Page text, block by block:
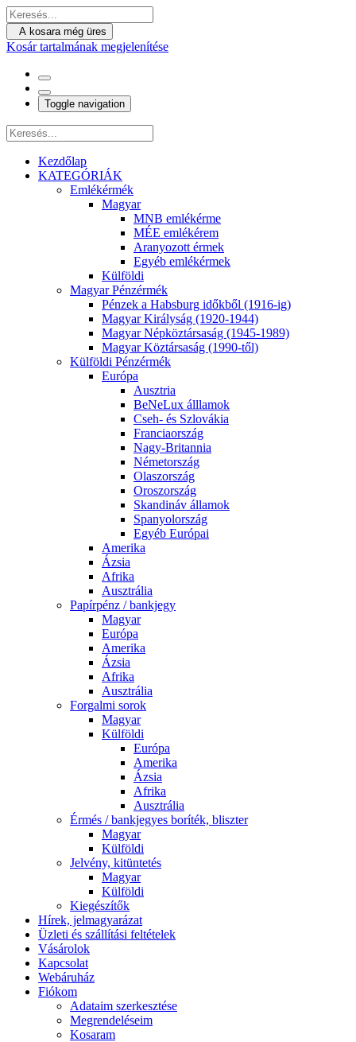
A kosara még üres
Kosár tartalmának megjelenítése
Toggle navigation
Kezdőlap
KATEGÓRIÁK
Emlékérmék
Magyar
MNB emlékérme
MÉE emlékérem
Aranyozott érmek
Egyéb emlékérmek
Külföldi
Magyar Pénzérmék
Pénzek a Habsburg időkből (1916-ig)
Magyar Királyság (1920-1944)
Magyar Népköztársaság (1945-1989)
Magyar Köztársaság (1990-től)
Külföldi Pénzérmék
Európa
Ausztria
BeNeLux álllamok
Cseh- és Szlovákia
Franciaország
Nagy-Britannia
Németország
Olaszország
Oroszország
Skandináv államok
Spanyolország
Egyéb Európai
Amerika
Ázsia
Afrika
Ausztrália
Papírpénz / bankjegy
Magyar
Európa
Amerika
Ázsia
Afrika
Ausztrália
Forgalmi sorok
Magyar
Külföldi
Európa
Amerika
Ázsia
Afrika
Ausztrália
Érmés / bankjegyes boríték, bliszter
Magyar
Külföldi
Jelvény, kitüntetés
Magyar
Külföldi
Kiegészítők
Hírek, jelmagyarázat
Üzleti és szállítási feltételek
Vásárolok
Kapcsolat
Webáruház
Fiókom
Adataim szerkesztése
Megrendeléseim
Kosaram